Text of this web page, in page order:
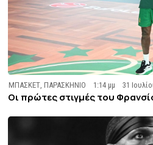
ΜΠΑΣΚΕΤ,ΠΑΡΑΣΚΗΝΙΟ 1:14 μμ 31
Οι πρώτες στιγμές του